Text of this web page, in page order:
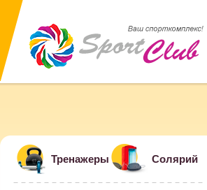
Тренажеры Солярий